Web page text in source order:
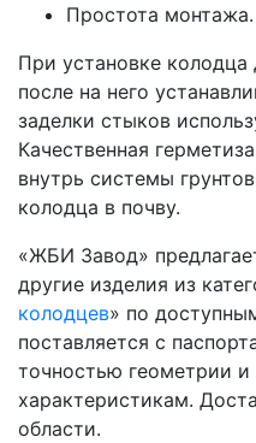
Простота монтажа.
При установке
после на него
заделки стыков
Качественная
внутрь системы
колодца в почву.
«ЖБИ Завод»
другие изделия из
колодцев» по
поставляется с
точностью геометрии и
характеристикам.
области.